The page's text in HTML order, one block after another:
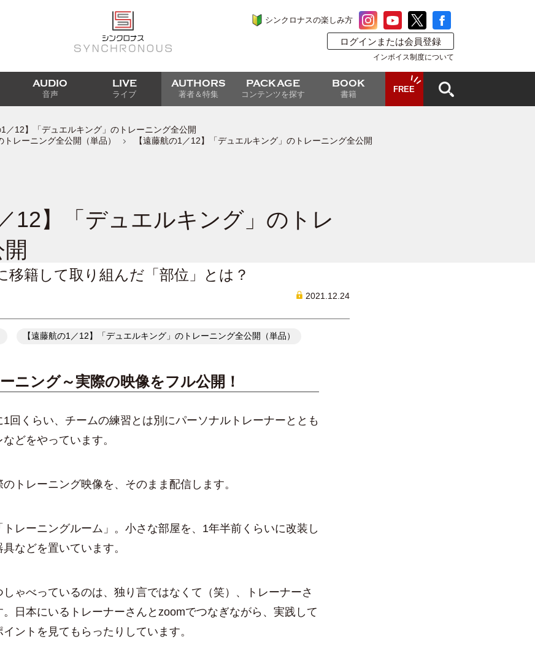
シンクロナスの楽しみ方
ログインまたは会員登録
インボイス制度について
AUDIO
音声
LIVE
ライブ
AUTHORS
著者＆特集
PACKAGE
コンテンツを探す
BOOK
書籍
FREE
1／12】「デュエルキング」のトレーニング全公開
レーニング全公開（単品） 【遠藤航の1／12】「デュエルキング」のトレーニング全公開
12】「デュエルキング」のトレ
移籍して取り組んだ「部位」とは？
2021.12.24
【遠藤航の1／12】「デュエルキング」のトレーニング全公開（単品）
ニング～実際の映像をフル公開！
1回くらい、チームの練習とは別にパーソナルトレーナーととも
どをやっています。
トレーニング映像を、そのまま配信します。
レーニングルーム」。小さな部屋を、1年半前くらいに改装し
などを置いています。
ゃべっているのは、独り言ではなくて（笑）、トレーナーさ
。日本にいるトレーナーさんとzoomでつなぎながら、実践して
ントを見てもらったりしています。